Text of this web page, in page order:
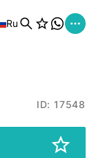
Ru
ID: 17548